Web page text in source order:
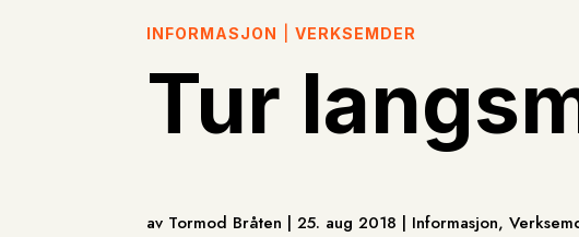
INFORMASJON |VERKSEMDER
Tur
av Tormod Bråten | 25. aug 2018 | Informasjon,